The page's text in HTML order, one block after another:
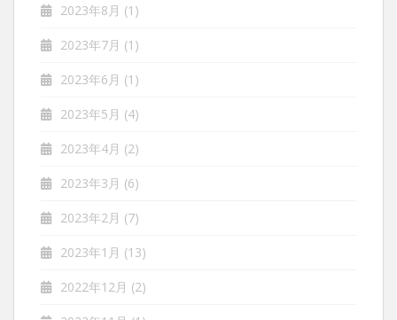
2023年8月 (1)
2023年7月 (1)
2023年6月 (1)
2023年5月 (4)
2023年4月 (2)
2023年3月 (6)
2023年2月 (7)
2023年1月 (13)
2022年12月 (2)